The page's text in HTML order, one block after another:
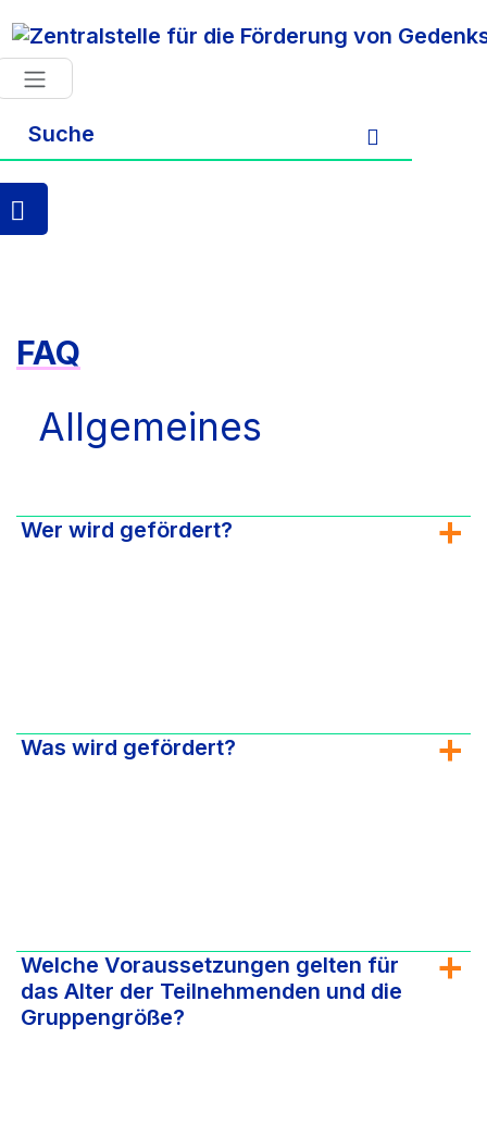
FAQ
Allgemeines
Wer wird gefördert?
Was wird gefördert?
Welche Voraussetzungen gelten für
das Alter der Teilnehmenden und die
Gruppengröße?